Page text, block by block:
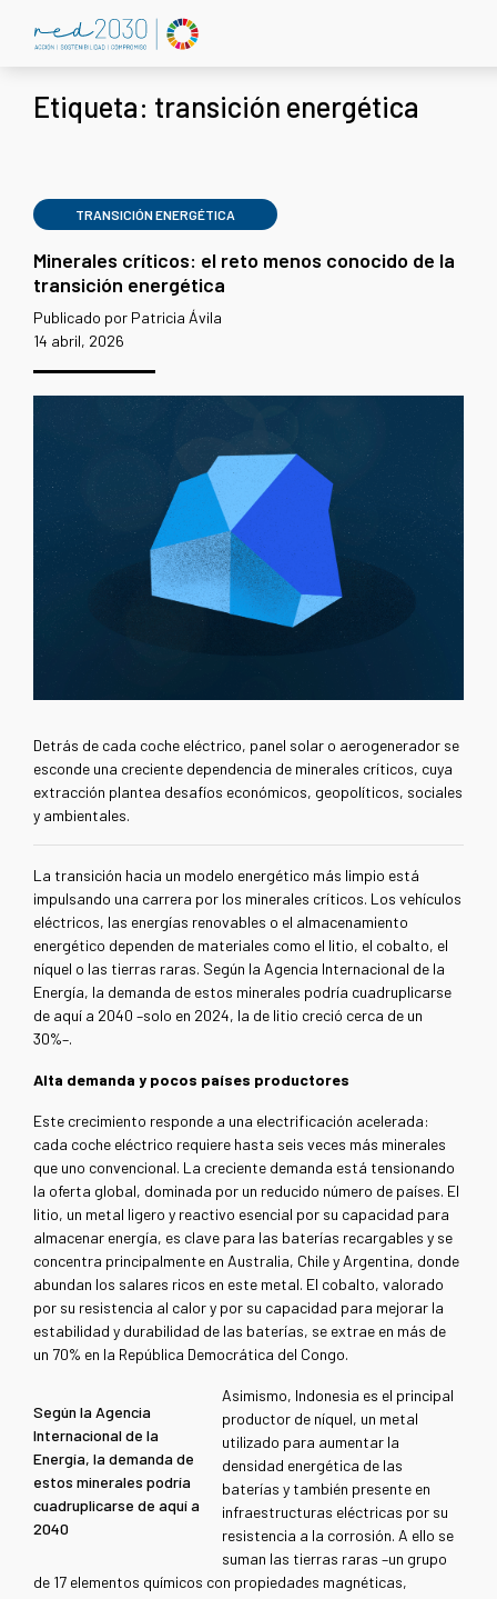
Etiqueta: transición energética
TRANSICIÓN ENERGÉTICA
Minerales críticos: el reto menos conocido de la
transición energética
Publicado por Patricia Ávila
14 abril, 2026
Detrás de cada coche eléctrico, panel solar o aerogenerador se
esconde una creciente dependencia de minerales críticos, cuya
extracción plantea desafíos económicos, geopolíticos, sociales
y ambientales.
La transición hacia un modelo energético más limpio está
impulsando una carrera por los minerales críticos. Los vehículos
eléctricos, las energías renovables o el almacenamiento
energético dependen de materiales como el litio, el cobalto, el
níquel o las tierras raras. Según la Agencia Internacional de la
Energía, la demanda de estos minerales podría cuadruplicarse
de aquí a 2040 –solo en 2024, la de litio creció cerca de un
30%–.
Alta demanda y pocos países productores
Este crecimiento responde a una electrificación acelerada:
cada coche eléctrico requiere hasta seis veces más minerales
que uno convencional. La creciente demanda está tensionando
la oferta global, dominada por un reducido número de países. El
litio, un metal ligero y reactivo esencial por su capacidad para
almacenar energía, es clave para las baterías recargables y se
concentra principalmente en Australia, Chile y Argentina, donde
abundan los salares ricos en este metal. El cobalto, valorado
por su resistencia al calor y por su capacidad para mejorar la
estabilidad y durabilidad de las baterías, se extrae en más de
un 70% en la República Democrática del Congo.
Según la Agencia
Internacional de la
Energía, la demanda de
estos minerales podría
cuadruplicarse de aquí a
2040
Asimismo, Indonesia es el principal
productor de níquel, un metal
utilizado para aumentar la
densidad energética de las
baterías y también presente en
infraestructuras eléctricas por su
resistencia a la corrosión. A ello se
suman las tierras raras –un grupo
de 17 elementos químicos con propiedades magnéticas,